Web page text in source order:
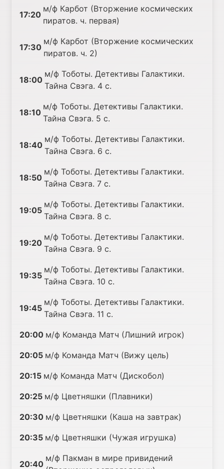
17:20
м/ф Карбот (Вторжение космических
пиратов. ч. первая)
17:30
м/ф Карбот (Вторжение космических
пиратов. ч. 2)
18:00
м/ф Тоботы. Детективы Галактики.
Тайна Свэга. 4 с.
18:10
м/ф Тоботы. Детективы Галактики.
Тайна Свэга. 5 с.
18:40
м/ф Тоботы. Детективы Галактики.
Тайна Свэга. 6 с.
18:50
м/ф Тоботы. Детективы Галактики.
Тайна Свэга. 7 с.
19:05
м/ф Тоботы. Детективы Галактики.
Тайна Свэга. 8 с.
19:20
м/ф Тоботы. Детективы Галактики.
Тайна Свэга. 9 с.
19:35
м/ф Тоботы. Детективы Галактики.
Тайна Свэга. 10 с.
19:45
м/ф Тоботы. Детективы Галактики.
Тайна Свэга. 11 с.
20:00 м/ф Команда Матч (Лишний игрок)
20:05 м/ф Команда Матч (Вижу цель)
20:15 м/ф Команда Матч (Дискобол)
20:25 м/ф Цветняшки (Плавники)
20:30 м/ф Цветняшки (Каша на завтрак)
20:35 м/ф Цветняшки (Чужая игрушка)
20:40
м/ф Пакман в мире привидений